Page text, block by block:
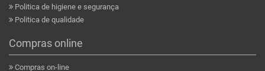
Politica de higiene e segurança
Politica de qualidade
Compras online
Compras on-line